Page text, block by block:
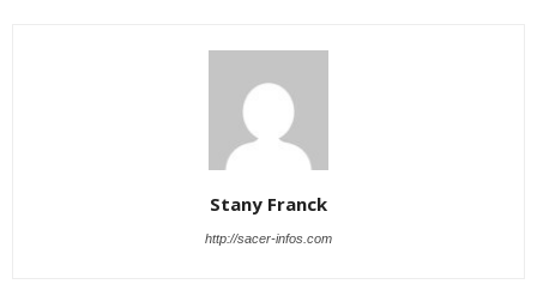
Stany Franck
http://sacer-infos.com